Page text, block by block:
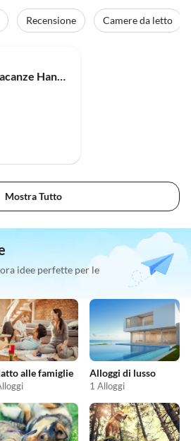
Recensione Camere da letto
Mostra Tutto
idee perfette per le
alle famiglie Alloggi di lusso
1 Alloggi